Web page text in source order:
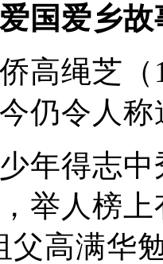
国爱乡故
高绳芝
仍令人称
年得志
举人榜
父高满华